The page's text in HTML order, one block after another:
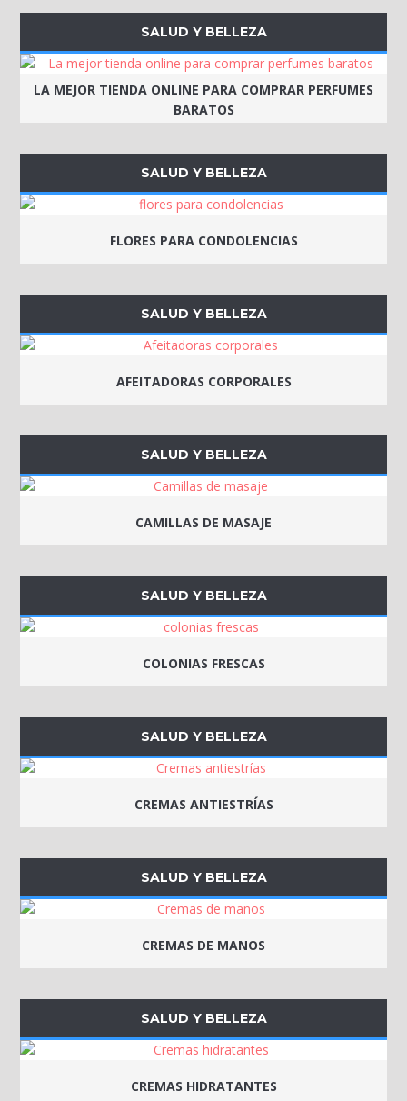
SALUD Y BELLEZA
LA MEJOR TIENDA ONLINE PARA COMPRAR PERFUMES
BARATOS
SALUD Y BELLEZA
FLORES PARA CONDOLENCIAS
SALUD Y BELLEZA
AFEITADORAS CORPORALES
SALUD Y BELLEZA
CAMILLAS DE MASAJE
SALUD Y BELLEZA
COLONIAS FRESCAS
SALUD Y BELLEZA
CREMAS ANTIESTRÍAS
SALUD Y BELLEZA
CREMAS DE MANOS
SALUD Y BELLEZA
CREMAS HIDRATANTES